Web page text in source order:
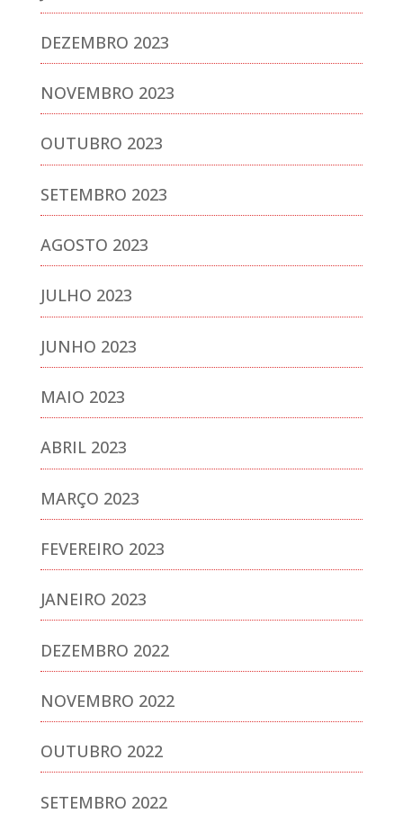
DEZEMBRO 2023
NOVEMBRO 2023
OUTUBRO 2023
SETEMBRO 2023
AGOSTO 2023
JULHO 2023
JUNHO 2023
MAIO 2023
ABRIL 2023
MARÇO 2023
FEVEREIRO 2023
JANEIRO 2023
DEZEMBRO 2022
NOVEMBRO 2022
OUTUBRO 2022
SETEMBRO 2022